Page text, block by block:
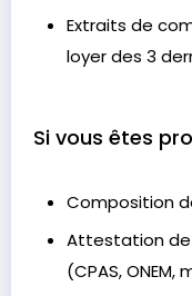
Extraits de
loyer des 3
Si vous êtes
Composition
Attestation de
(CPAS, ONEM,